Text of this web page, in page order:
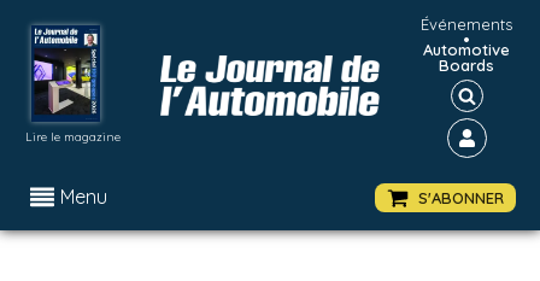
Lire le magazine
Événements
•
Automotive
Boards
Menu S'ABONNER